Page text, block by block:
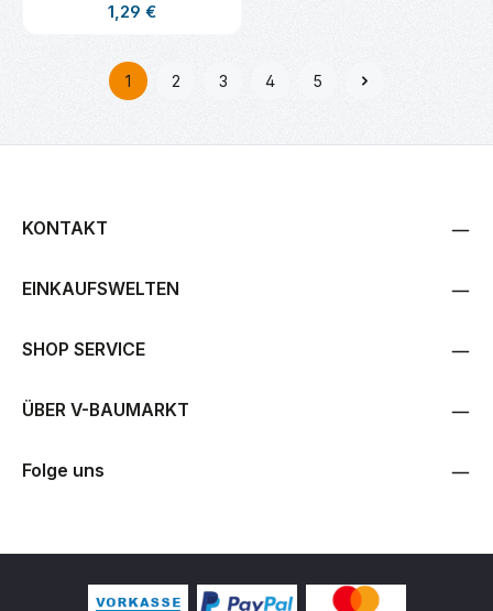
Regulärer Preis:
1,29 €
Seite
1
Seite
2
Seite
3
Seite
4
Seite
5
KONTAKT
EINKAUFSWELTEN
SHOP SERVICE
ÜBER V-BAUMARKT
Folge uns